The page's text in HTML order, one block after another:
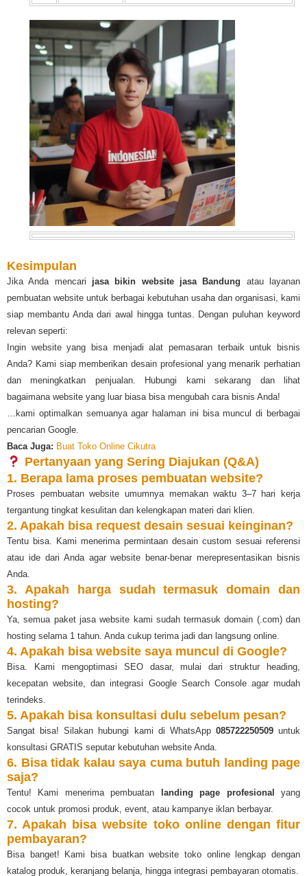
Kesimpulan
Jika Anda mencari jasa bikin website jasa Bandung atau layanan
pembuatan website untuk berbagai kebutuhan usaha dan organisasi, kami
siap membantu Anda dari awal hingga tuntas. Dengan puluhan keyword
relevan seperti:
Ingin website yang bisa menjadi alat pemasaran terbaik untuk bisnis
Anda? Kami siap memberikan desain profesional yang menarik perhatian
dan meningkatkan penjualan. Hubungi kami sekarang dan lihat
bagaimana website yang luar biasa bisa mengubah cara bisnis Anda!
…kami optimalkan semuanya agar halaman ini bisa muncul di berbagai
pencarian Google.
Baca Juga: Buat Toko Online Cikutra
Pertanyaan yang Sering Diajukan (Q&A)
1. Berapa lama proses pembuatan website?
Proses pembuatan website umumnya memakan waktu 3–7 hari kerja
tergantung tingkat kesulitan dan kelengkapan materi dari klien.
2. Apakah bisa request desain sesuai keinginan?
Tentu bisa. Kami menerima permintaan desain custom sesuai referensi
atau ide dari Anda agar website benar-benar merepresentasikan bisnis
Anda.
3. Apakah harga sudah termasuk domain dan
hosting?
Ya, semua paket jasa website kami sudah termasuk domain (.com) dan
hosting selama 1 tahun. Anda cukup terima jadi dan langsung online.
4. Apakah bisa website saya muncul di Google?
Bisa. Kami mengoptimasi SEO dasar, mulai dari struktur heading,
kecepatan website, dan integrasi Google Search Console agar mudah
terindeks.
5. Apakah bisa konsultasi dulu sebelum pesan?
Sangat bisa! Silakan hubungi kami di WhatsApp 085722250509untuk
konsultasi GRATIS seputar kebutuhan website Anda.
6. Bisa tidak kalau saya cuma butuh landing page
saja?
Tentu! Kami menerima pembuatan landing page profesional
yang
cocok untuk promosi produk, event, atau kampanye iklan berbayar.
7. Apakah bisa website toko online dengan fitur
pembayaran?
Bisa banget! Kami bisa buatkan website toko online lengkap dengan
katalog produk, keranjang belanja, hingga integrasi pembayaran otomatis.